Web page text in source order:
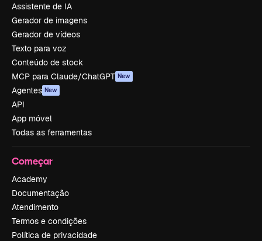
Assistente de IA
Gerador de imagens
Gerador de vídeos
Texto para voz
Conteúdo de stock
MCP para Claude/ChatGPT New
Agentes New
API
App móvel
Todas as ferramentas
Começar
Academy
Documentação
Atendimento
Termos e condições
Política de privacidade